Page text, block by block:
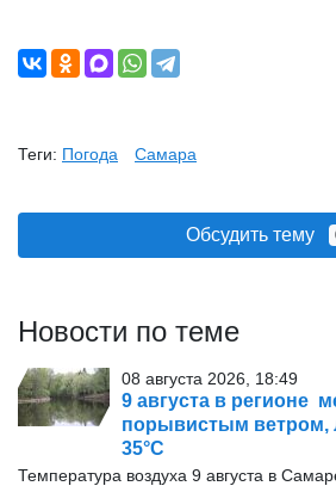
Теги: Погода Самара
Обсудить тему
Новости по теме
08 августа 2026, 18:49
9 августа в регионе
порывистым ветром,
35°С
Температура воздуха 9 августа в